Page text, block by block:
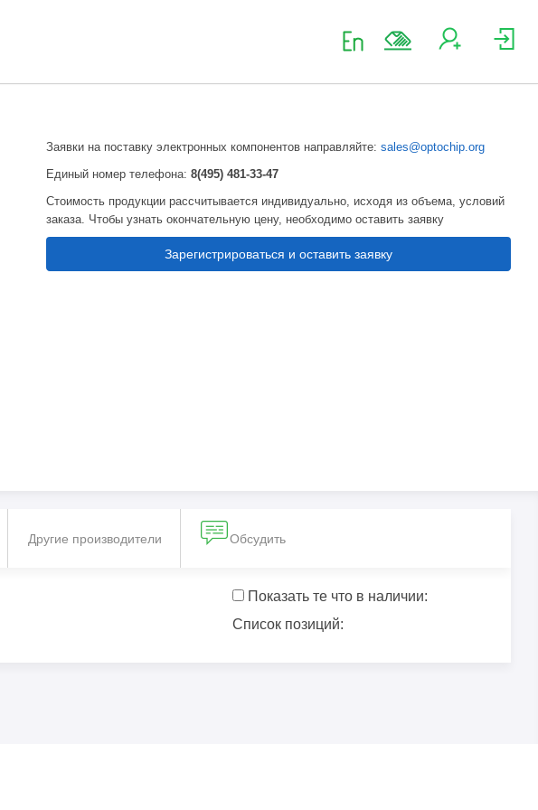
Заявки на поставку электронных компонентов направляйте:sales@optochip.org
Единый номер телефона:8(495) 481-33-47
Стоимость продукции рассчитывается индивидуально, исходя из объема, условий
заказа. Чтобы узнать окончательную цену, необходимо оставить заявку
Зарегистрироваться и оставить заявку
Другие производители Обсудить
Показать те что в наличии:
Список позиций: